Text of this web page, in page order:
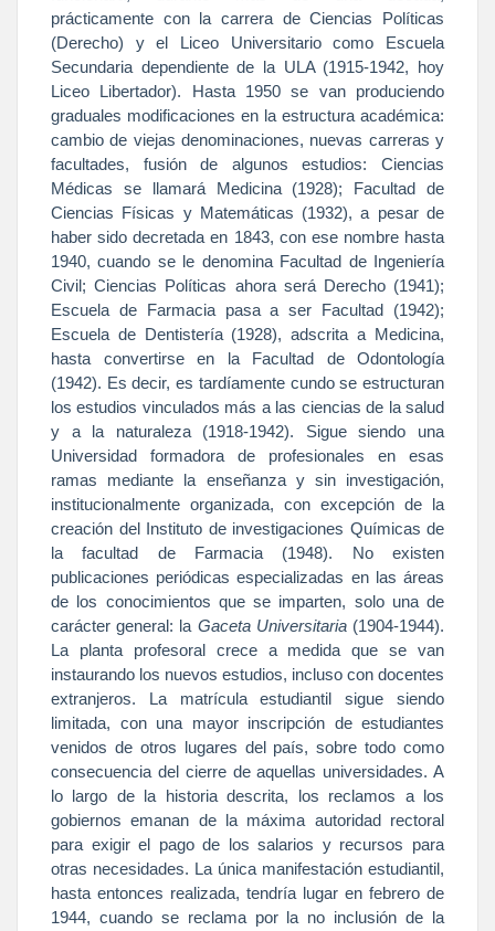
prácticamente con la carrera de Ciencias Políticas
(Derecho) y el Liceo Universitario como Escuela
Secundaria dependiente de
la ULA(1915-1942, hoy
Liceo Libertador). Hasta 1950 se van produciendo
graduales modificaciones en la estructura académica:
cambio de viejas denominaciones, nuevas carreras y
facultades, fusión de algunos estudios: Ciencias
Médicas se llamará Medicina (1928); Facultad de
Ciencias Físicas y Matemáticas (1932), a pesar de
haber sido decretada en 1843, con ese nombre hasta
1940, cuando se le denomina Facultad de Ingeniería
Civil; Ciencias Políticas ahora será Derecho (1941);
Escuela de Farmacia pasa a ser Facultad (1942);
Escuela de Dentistería (1928), adscrita a Medicina,
hasta convertirse en
la Facultad
de Odontología
(1942). Es decir, es tardíamente cundo se estructuran
los estudios vinculados más a las ciencias de la salud
y a la naturaleza (1918-1942). Sigue siendo una
Universidad formadora de profesionales en esas
ramas mediante la enseñanza y sin investigación,
institucionalmente organizada, con excepción de la
creación del Instituto de investigaciones Químicas de
la facultad de Farmacia (1948). No existen
publicaciones periódicas especializadas en las áreas
de los conocimientos que se imparten, solo una de
carácter general: la GacetaUniversitaria(1904-1944).
La planta profesoral crece a medida que se van
instaurando los nuevos estudios, incluso con docentes
extranjeros. La matrícula estudiantil sigue siendo
limitada, con una mayor inscripción de estudiantes
venidos de otros lugares del país, sobre todo como
consecuencia del cierre de aquellas universidades. A
lo largo de la historia descrita, los reclamos a los
gobiernos emanan de la máxima autoridad rectoral
para exigir el pago de los salarios y recursos para
otras necesidades. La única manifestación estudiantil,
hasta entonces realizada, tendría lugar en febrero de
1944, cuando se reclama por la no inclusión de
la